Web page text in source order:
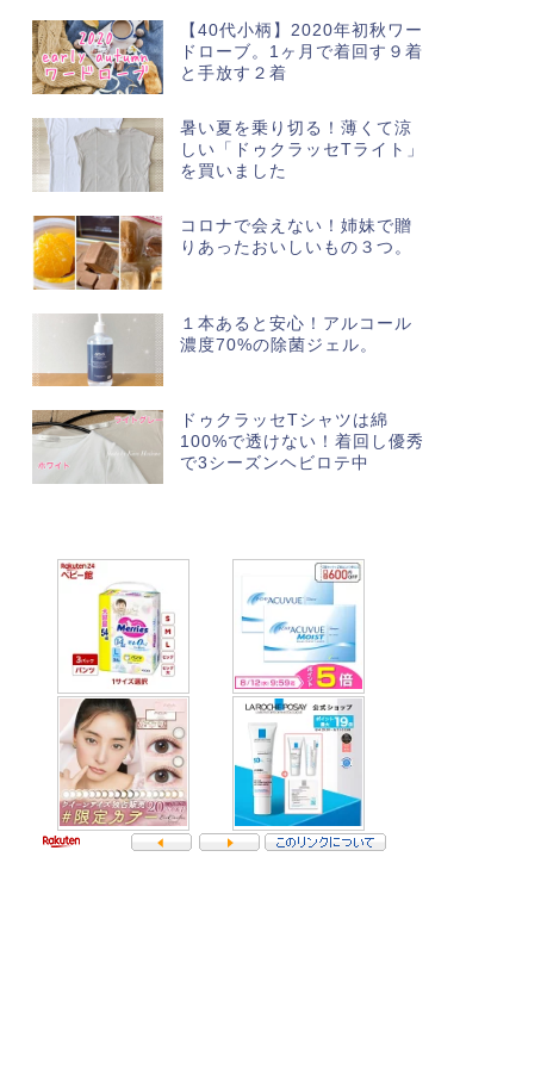
【40代小柄】2020年初秋ワー
ドローブ。1ヶ月で着回す９着
と手放す２着
暑い夏を乗り切る！薄くて涼
しい「ドゥクラッセTライト」
を買いました
コロナで会えない！姉妹で贈
りあったおいしいもの３つ。
１本あると安心！アルコール
濃度70%の除菌ジェル。
ドゥクラッセTシャツは綿
100%で透けない！着回し優秀
で3シーズンヘビロテ中